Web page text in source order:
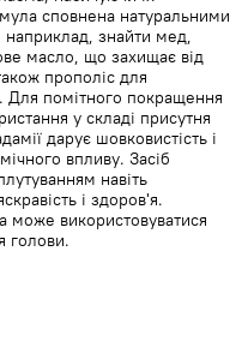
сповнена натуральними
знайти мед,
масло, що захищає від
прополіс для
Для помітного покращення
у складі присутня
дарує шовковистість і
впливу. Засіб
навіть
і здоров'я.
може використовуватися
голови.